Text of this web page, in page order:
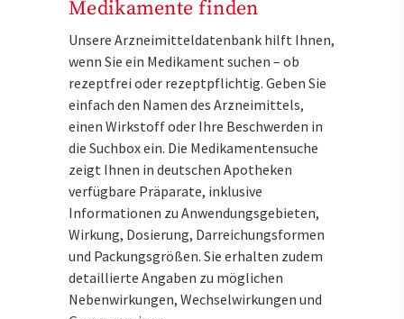
Medikamente finden
Unsere Arzneimitteldatenbank hilft Ihnen,
wenn Sie ein Medikament suchen – ob
rezeptfrei oder rezeptpflichtig. Geben Sie
einfach den Namen des Arzneimittels,
einen Wirkstoff oder Ihre Beschwerden in
die Suchbox ein. Die Medikamentensuche
zeigt Ihnen in deutschen Apotheken
verfügbare Präparate, inklusive
Informationen zu Anwendungsgebieten,
Wirkung, Dosierung, Darreichungsformen
und Packungsgrößen. Sie erhalten zudem
detaillierte Angaben zu möglichen
Nebenwirkungen, Wechselwirkungen und